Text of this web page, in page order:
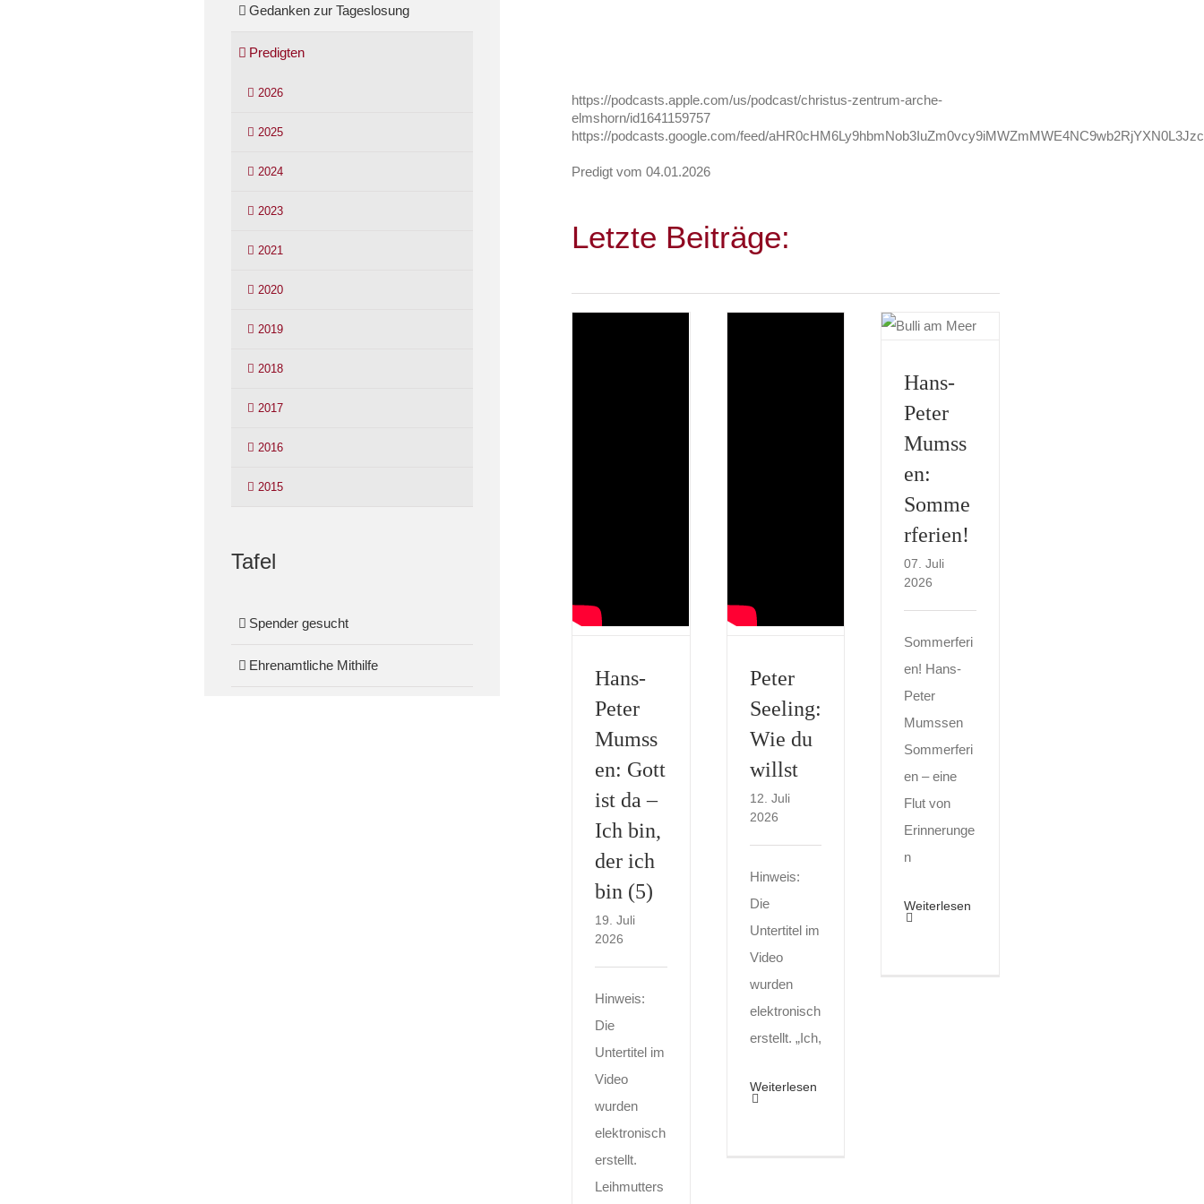
https://podcasts.apple.com/us/podcast/christus-zentrum-arche-
elmshorn/id1641159757
https://podcasts.google.com/feed/
Predigt vom 04.01.2026
Letzte Beiträge:
Hans-
Peter
Mumss
en: Gott
ist da –
Ich bin,
der ich
bin (5)
19. Juli
2026
Hinweis:
Die
Untertitel im
Video
wurden
elektronisch
erstellt.
Leihmutters
Peter
Seeling:
Wie du
willst
12. Juli
2026
Hinweis:
Die
Untertitel im
Video
wurden
elektronisch
erstellt. „Ich,
Weiterlesen
Hans-
Peter
Mumss
en:
Somme
rferien!
07. Juli
2026
Sommerferi
en! Hans-
Peter
Mumssen
Sommerferi
en – eine
Flut von
Erinnerunge
n
Weiterlesen
Gedanken zur Tageslosung
Predigten
2026
2025
2024
2023
2021
2020
2019
2018
2017
2016
2015
Tafel
Spender gesucht
Ehrenamtliche Mithilfe